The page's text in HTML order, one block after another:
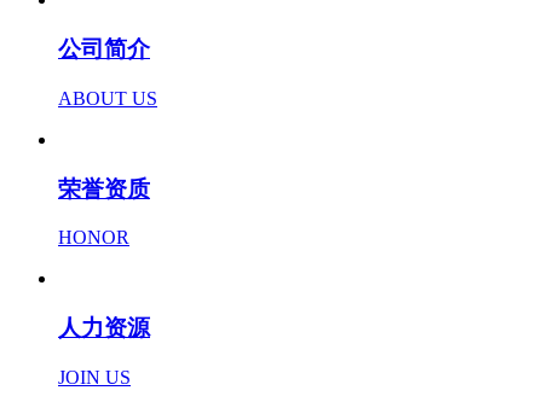
公司简介
ABOUT US
荣誉资质
HONOR
人力资源
JOIN US